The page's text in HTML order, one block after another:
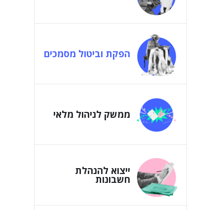
הפקת וביטול מסמכים
ממשק לניהול מלאי
ייצוא להנהלת
חשבונות